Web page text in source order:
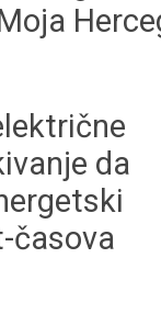
da
časova